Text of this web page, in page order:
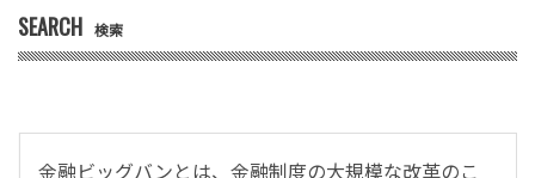
SEARCH 検索
金融ビッグバンとは、金融制度の大規模な改革のこ